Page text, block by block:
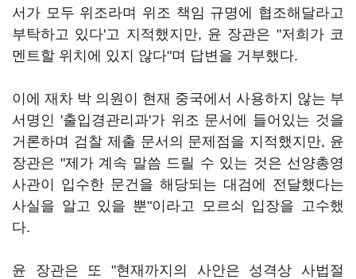
서가 모두 위조라며 위조 책임 규명에 협조해달라고
부탁하고 있다'고 지적했지만, 윤 장관은 "저희가 코
멘트할 위치에 있지 않다"며 답변을 거부했다.
이에 재차 박 의원이 현재 중국에서 사용하지 않는 부
서명인 '출입경관리과'가 위조 문서에 들어있는 것을
거론하며 검찰 제출 문서의 문제점을 지적했지만, 윤
장관은 "제가 계속 말씀 드릴 수 있는 것은 선양총영
사관이 입수한 문건을 해당되는 대검에 전달했다는
사실을 알고 있을 뿐"이라고 모르쇠 입장을 고수했
다.
윤 장관은 또 "현재까지의 사안은 성격상 사법절